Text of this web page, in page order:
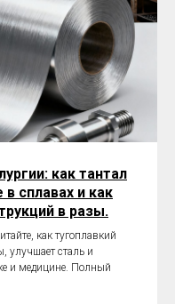
как тантал
сплавах и как
в разы.
как тугоплавкий
улучшает сталь и
и медицине. Полный